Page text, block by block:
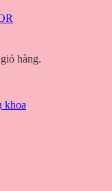
hàng.
khoa